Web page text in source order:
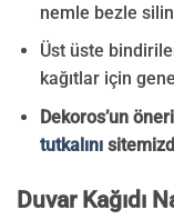
nemle bezle
Üst üste
kağıtlar için
Dekoros’un
tutkalını
Duvar Kağıdı